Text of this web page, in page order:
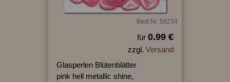
Best.Nr.:59234
für 0.99 €
zzgl. Versand
Glasperlen Blütenblätter
pink hell metallic shine,